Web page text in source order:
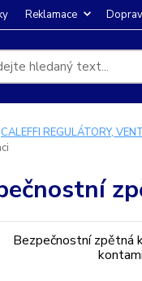
Reklamace
CALEFFI REGULÁTORY,